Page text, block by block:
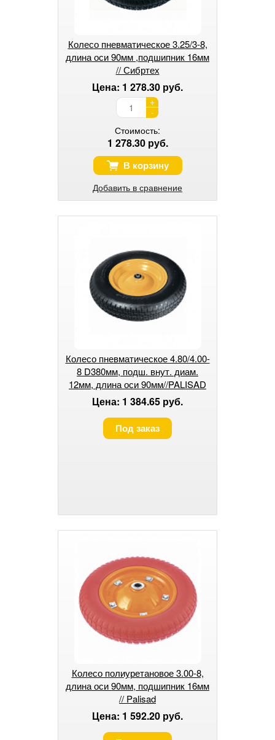
Колесо пневматическое 3.25/3-8,
длина оси 90мм ,подшипник 16мм
// Сибртех
Цена: 1 278.30 руб.
+
-
Стоимость:
1 278.30 руб.
В корзину
Добавить в сравнение
Колесо пневматическое 4.80/4.00-
8 D380мм, подш. внут. диам.
12мм, длина оси 90мм//PALISAD
Цена: 1 384.65 руб.
Под заказ
Колесо полиуретановое 3.00-8,
длина оси 90мм, подшипник 16мм
// Palisad
Цена: 1 592.20 руб.